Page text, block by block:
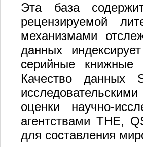
Эта база
рецензируемой
механизмами
данных
серийные книжные
Качество данных
оценки научно-
агентствами THE,
для составления